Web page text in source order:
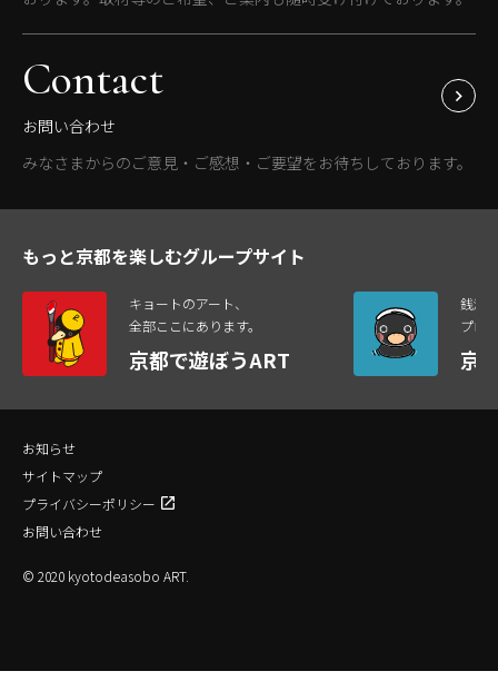
Contact
お問い合わせ
みなさまからのご意見・ご感想・ご要望をお待ちしております。
もっと京都を楽しむグループサイト
キョートのアート、
全部ここにあります。
京都で遊ぼうART
銭湯
プロ
京
お知らせ
サイトマップ
プライバシーポリシー
お問い合わせ
© 2020 kyotodeasobo ART.